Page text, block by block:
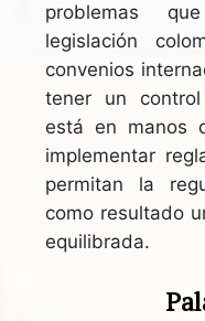
problemas
legislación
convenios
tener un
está en manos
implementar
permitan la
como resultado
equilibrada.